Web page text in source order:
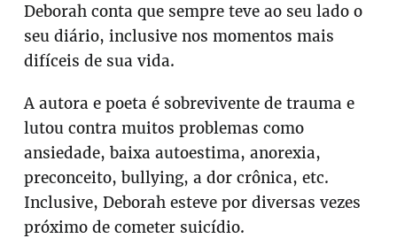
Deborah conta que sempre teve ao seu lado o
seu diário, inclusive nos momentos mais
difíceis de sua vida.
A autora e poeta é sobrevivente de trauma e
lutou contra muitos problemas como
ansiedade, baixa autoestima, anorexia,
preconceito, bullying, a dor crônica, etc.
Inclusive, Deborah esteve por diversas vezes
próximo de cometer suicídio.